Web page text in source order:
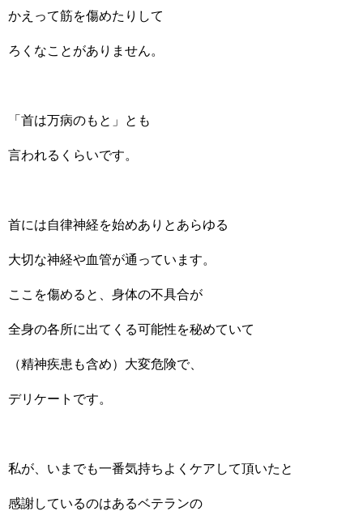
かえって筋を傷めたりして
ろくなことがありません。
「首は万病のもと」とも
言われるくらいです。
首には自律神経を始めありとあらゆる
大切な神経や血管が通っています。
ここを傷めると、身体の不具合が
全身の各所に出てくる可能性を秘めていて
（精神疾患も含め）大変危険で、
デリケートです。
私が、いまでも一番気持ちよくケアして頂いたと
感謝しているのはあるベテランの